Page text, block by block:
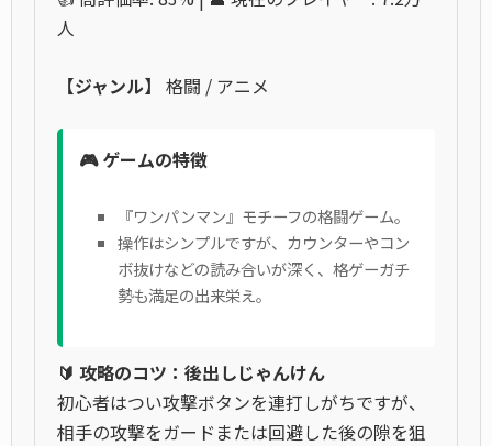
人
【ジャンル】 格闘 / アニメ
🎮 ゲームの特徴
『ワンパンマン』モチーフの格闘ゲーム。
操作はシンプルですが、カウンターやコン
ボ抜けなどの読み合いが深く、格ゲーガチ
勢も満足の出来栄え。
🔰 攻略のコツ：後出しじゃんけん
初心者はつい攻撃ボタンを連打しがちですが、
相手の攻撃をガードまたは回避した後の隙を狙